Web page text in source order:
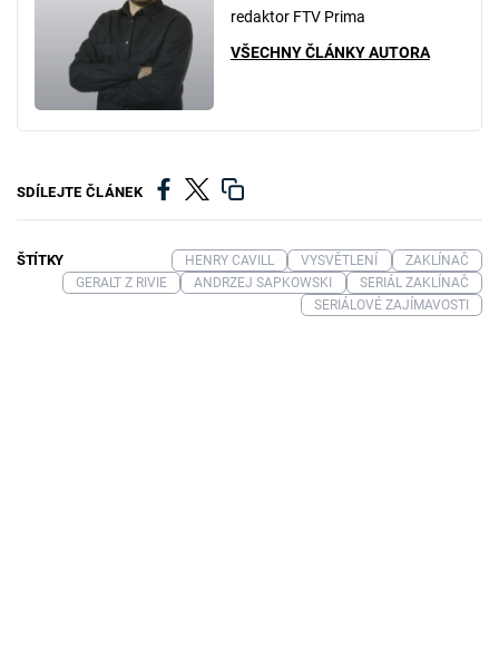
redaktor FTV Prima
VŠECHNY ČLÁNKY AUTORA
SDÍLEJTE ČLÁNEK
ŠTÍTKY HENRY CAVILL VYSVĚTLENÍ
ZAKLÍNAČ
GERALT Z RIVIE
ANDRZEJ SAPKOWSKI
SERIÁL ZAKLÍNAČ
SERIÁLOVÉ ZAJÍMAVOSTI